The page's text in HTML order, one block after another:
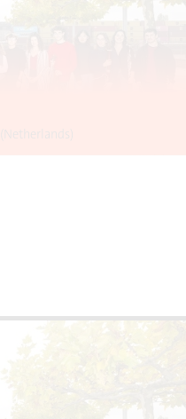
(Netherlands)